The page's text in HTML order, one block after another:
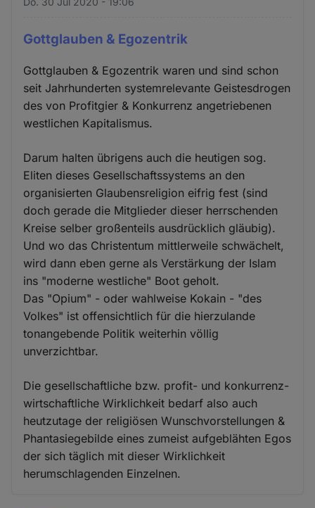
Gottglauben & Egozentrik
Gottglauben & Egozentrik waren und sind schon
seit Jahrhunderten systemrelevante Geistesdrogen
des von Profitgier & Konkurrenz angetriebenen
westlichen Kapitalismus.
Darum halten übrigens auch die heutigen sog.
Eliten dieses Gesellschaftssystems an den
organisierten Glaubensreligion eifrig fest (sind
doch gerade die Mitglieder dieser herrschenden
Kreise selber großenteils ausdrücklich gläubig).
Und wo das Christentum mittlerweile schwächelt,
wird dann eben gerne als Verstärkung der Islam
ins "moderne westliche" Boot geholt.
Das "Opium" - oder wahlweise Kokain - "des
Volkes" ist offensichtlich für die hierzulande
tonangebende Politik weiterhin völlig
unverzichtbar.
Die gesellschaftliche bzw. profit- und konkurrenz-
wirtschaftliche Wirklichkeit bedarf also auch
heutzutage der religiösen Wunschvorstellungen &
Phantasiegebilde eines zumeist aufgeblähten Egos
der sich täglich mit dieser Wirklichkeit
herumschlagenden Einzelnen.